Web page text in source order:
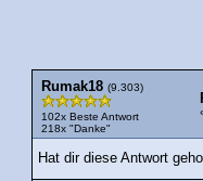
Rumak18 (9.303)
102x Beste Antwort
218x "Danke"
Hat dir diese Antwort